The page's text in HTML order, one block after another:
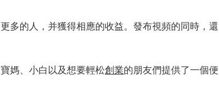
多的人，并獲得相應的收益。發布視頻的同時，還
媽、小白以及想要輕松創業的朋友們提供了一個便